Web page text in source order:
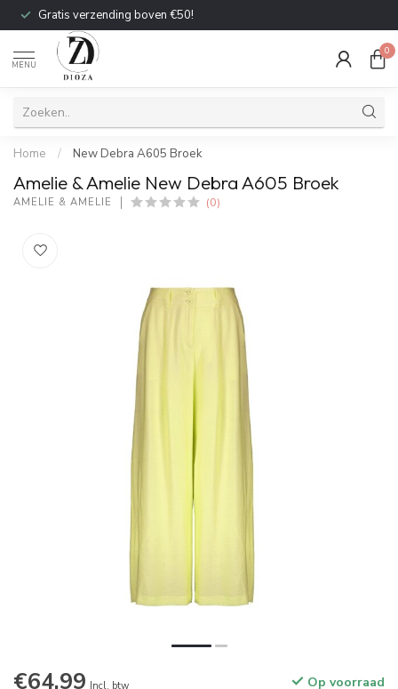
Gratis verzending boven €50!
MENU
0
Home / New Debra A605 Broek
Amelie & Amelie New Debra A605 Broek
AMELIE & AMELIE (0)
€64,99 Incl. btw Op voorraad